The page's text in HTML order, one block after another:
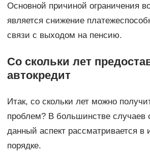
Основной причиной ограничения
является снижение
связи с выходом на пенсию.
Со скольки лет
автокредит
Итак, со скольки лет можно
проблем? В большинстве случаев
данный аспект рассматривается в
порядке.